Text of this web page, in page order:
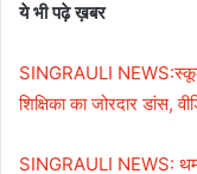
ये भी पढ़े ख़बर
SINGRAULI
शिक्षिका का जोरदार डांस,
SINGRAULI NEWS: